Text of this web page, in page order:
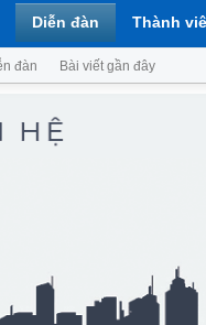
Diễn đàn
đàn Bài viết gần đây
Thành